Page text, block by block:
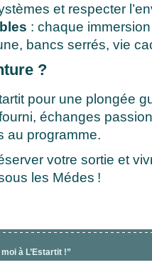
et respecter
: chaque
bancs serrés, vie
?
pour une plongée
échanges
au programme.
votre sortie et
les Médes !
à L’Estartit !”